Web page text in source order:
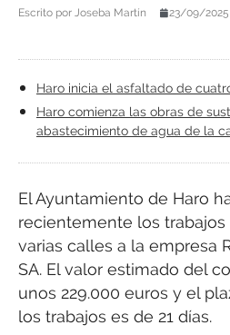
Escrito por Joseba Martín 23/09/2025
Haro inicia el asfaltado de
Haro comienza las obras de
abastecimiento de agua de la
El Ayuntamiento de Haro
recientemente los
varias calles a la empresa
SA. El valor estimado del
unos 229.000 euros y el
los trabajos es de 21 días.